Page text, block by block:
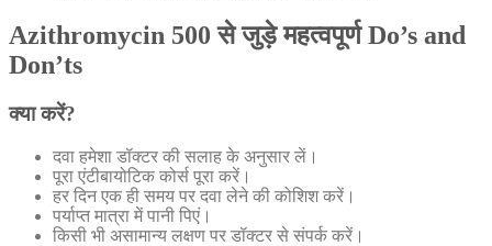
Azithromycin 500 से जुड़े महत्वपूर्ण Do’s and
Don’ts
क्या करें?
दवा हमेशा डॉक्टर की सलाह के अनुसार लें।
पूरा एंटीबायोटिक कोर्स पूरा करें।
हर दिन एक ही समय पर दवा लेने की कोशिश करें।
पर्याप्त मात्रा में पानी पिएं।
किसी भी असामान्य लक्षण पर डॉक्टर से संपर्क करें।